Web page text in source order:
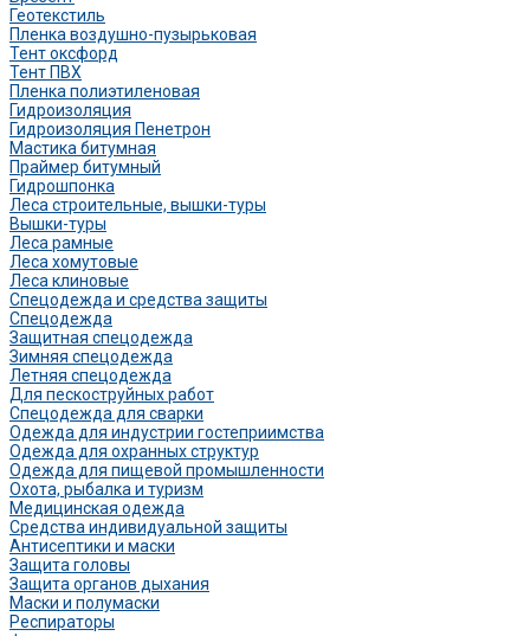
Геотекстиль
Пленка воздушно-пузырьковая
Тент оксфорд
Тент ПВХ
Пленка полиэтиленовая
Гидроизоляция
Гидроизоляция Пенетрон
Мастика битумная
Праймер битумный
Гидрошпонка
Леса строительные, вышки-туры
Вышки-туры
Леса рамные
Леса хомутовые
Леса клиновые
Спецодежда и средства защиты
Спецодежда
Защитная спецодежда
Зимняя спецодежда
Летняя спецодежда
Для пескоструйных работ
Спецодежда для сварки
Одежда для индустрии гостеприимства
Одежда для охранных структур
Одежда для пищевой промышленности
Охота, рыбалка и туризм
Медицинская одежда
Средства индивидуальной защиты
Антисептики и маски
Защита головы
Защита органов дыхания
Маски и полумаски
Респираторы